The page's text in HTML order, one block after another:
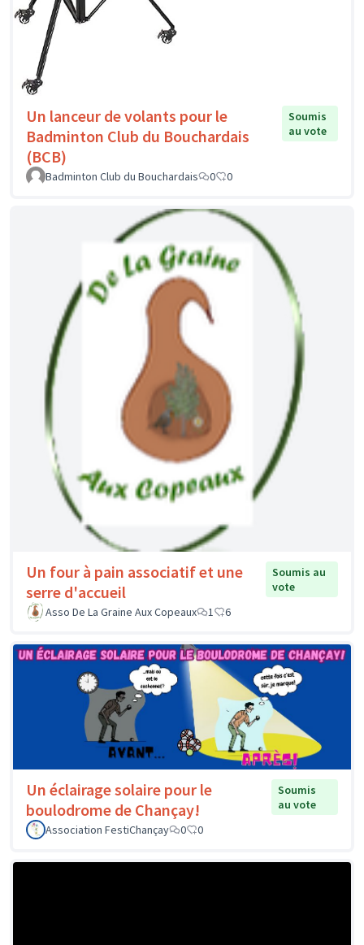
Un lanceur de volants pour le
Badminton Club du Bouchardais
(BCB)
Soumis
au vote
Badminton Club du Bouchardais 0 0
Un four à pain associatif et une
serre d'accueil
Soumis au
vote
Asso De La Graine Aux Copeaux
1 6
Un éclairage solaire pour le
boulodrome de Chançay!
Soumis
au vote
Association FestiChançay
0 0